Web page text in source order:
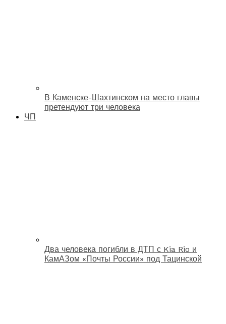
В Каменске-Шахтинском на место главы
претендуют три человека
ЧП
Два человека погибли в ДТП с Kia Rio и
КамАЗом «Почты России» под Тацинской